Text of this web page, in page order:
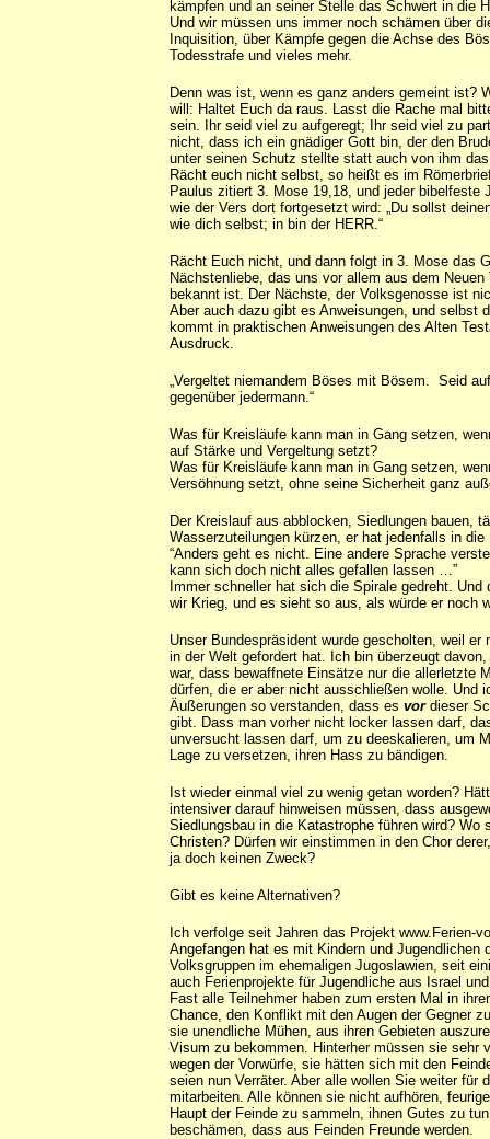
kämpfen und an seiner Stelle das Schwert in die
Und wir müssen uns immer noch schämen über
Inquisition, über Kämpfe gegen die Achse des
Todesstrafe und vieles mehr.
Denn was ist, wenn es ganz anders gemeint ist?
will: Haltet Euch da raus. Lasst die Rache mal
sein. Ihr seid viel zu aufgeregt; Ihr seid viel zu
nicht, dass ich ein gnädiger Gott bin, der den
unter seinen Schutz stellte statt auch von ihm
Rächt euch nicht selbst, so heißt es im
Paulus zitiert 3. Mose 19,18, und jeder bibelfeste
wie der Vers dort fortgesetzt wird: „Du sollst
wie dich selbst; in bin der HERR.“
Rächt Euch nicht, und dann folgt in 3. Mose das
Nächstenliebe, das uns vor allem aus dem Neuen
bekannt ist. Der Nächste, der Volksgenosse ist
Aber auch dazu gibt es Anweisungen, und selbst
kommt in praktischen Anweisungen des Alten
Ausdruck.
„Vergeltet niemandem Böses mit Bösem. Seid
gegenüber jedermann.“
Was für Kreisläufe kann man in Gang setzen,
auf Stärke und Vergeltung setzt?
Was für Kreisläufe kann man in Gang setzen,
Versöhnung setzt, ohne seine Sicherheit ganz
Der Kreislauf aus abblocken, Siedlungen bauen,
Wasserzuteilungen kürzen, er hat jedenfalls in
“Anders geht es nicht. Eine andere Sprache
kann sich doch nicht alles gefallen lassen …”
Immer schneller hat sich die Spirale gedreht. Und
wir Krieg, und es sieht so aus, als würde er noch
Unser Bundespräsident wurde gescholten, weil er
in der Welt gefordert hat. Ich bin überzeugt
war, dass bewaffnete Einsätze nur die allerletzte
dürfen, die er aber nicht ausschließen wolle. Und
Äußerungen so verstanden, dass es vor dieser
gibt. Dass man vorher nicht locker lassen darf,
unversucht lassen darf, um zu deeskalieren, um
Lage zu versetzen, ihren Hass zu bändigen.
Ist wieder einmal viel zu wenig getan worden?
intensiver darauf hinweisen müssen, dass
Siedlungsbau in die Katastrophe führen wird? Wo
Christen? Dürfen wir einstimmen in den Chor
ja doch keinen Zweck?
Gibt es keine Alternativen?
Ich verfolge seit Jahren das Projekt www.Ferien-
Angefangen hat es mit Kindern und Jugendlichen
Volksgruppen im ehemaligen Jugoslawien, seit
auch Ferienprojekte für Jugendliche aus Israel
Fast alle Teilnehmer haben zum ersten Mal in
Chance, den Konflikt mit den Augen der Gegner
sie unendliche Mühen, aus ihren Gebieten
Visum zu bekommen. Hinterher müssen sie sehr
wegen der Vorwürfe, sie hätten sich mit den
seien nun Verräter. Aber alle wollen Sie weiter für
mitarbeiten. Alle können sie nicht aufhören,
Haupt der Feinde zu sammeln, ihnen Gutes zu
beschämen, dass aus Feinden Freunde werden.